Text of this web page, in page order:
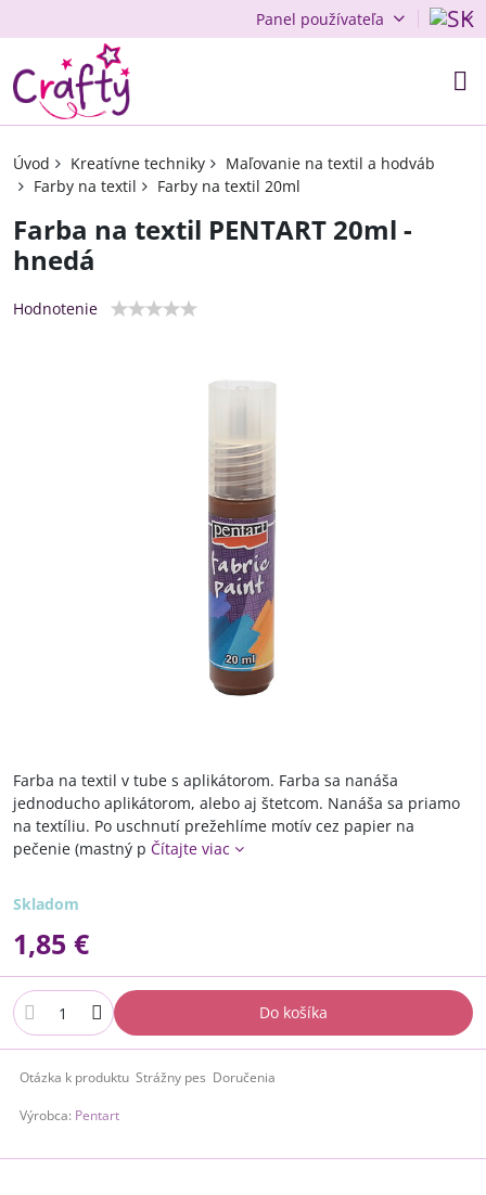
Panel používateľa
Úvod Kreatívne techniky
Maľovanie na textil a hodváb
Farby na textil
Farby na textil 20ml
Farba na textil PENTART 20ml -
hnedá
Hodnotenie
Farba na textil v tube s aplikátorom. Farba sa nanáša
jednoducho aplikátorom, alebo aj štetcom. Nanáša sa priamo
na textíliu. Po uschnutí prežehlíme motív cez papier na
pečenie (mastný p Čítajte viac
Skladom
1,85 €
Do košíka
Otázka k produktu Strážny pes Doručenia
Výrobca: Pentart